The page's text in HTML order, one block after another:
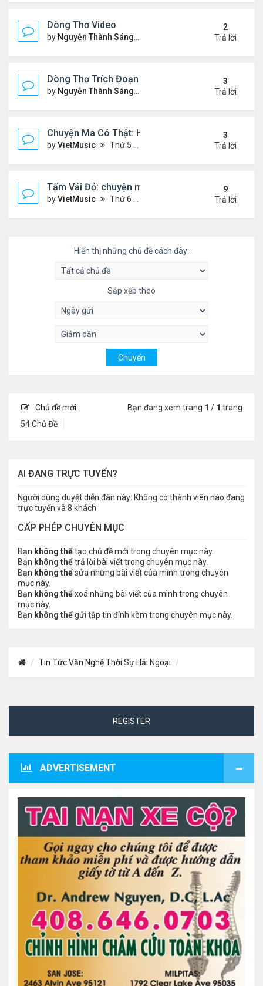
Dòng Thơ Video
by Nguyễn Thành Sáng Thứ 3 Tháng 10 22, 2024 2:03
2
Trả lời
Dòng Thơ Trích Đoạn (tiếp theo)
by Nguyễn Thành Sáng Thứ 2 Tháng 10 07, 2024 2:19
3
Trả lời
Chuyện Ma Có Thật: Hồng Vân, Lê Quốc Nam
byVietMusic Thứ 5 Tháng 11 05, 2020 2:49 pm
3
Trả lời
Tấm Vải Đỏ: chuyện ma kinh dị
byVietMusic Thứ 6 Tháng 10 16, 2020 10:39 am
9
Trả lời
Hiển thị những chủ đề cách đây:
Sắp xếp theo
Chủ đề mới
54 Chủ Đề
Bạn đang xem trang 1 / 1 trang
AI ĐANG TRỰC TUYẾN?
Người dùng duyệt diễn đàn này: Không có thành viên nào đang
trực tuyến và 8 khách
CẤP PHÉP CHUYÊN MỤC
Bạn không thểtạo chủ đề mới trong chuyên mục này.
Bạn không thểtrả lời bài viết trong chuyên mục này.
Bạn không thểsửa những bài viết của mình trong chuyên
mục này.
Bạn không thểxoá những bài viết của mình trong chuyên
mục này.
Bạn không thểgửi tập tin đính kèm trong chuyên mục này.
Tin Tức Văn Nghệ Thời Sự Hải Ngoại
REGISTER
ADVERTISEMENT